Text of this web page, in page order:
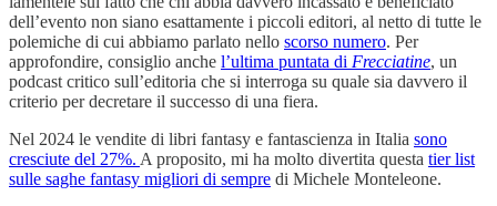
dell’evento non siano esattamente i piccoli editori, al netto di tutte le
polemiche di cui abbiamo parlato nello scorso numero. Per
approfondire, consiglio anche l’ultima puntata di Frecciatine, un
podcast critico sull’editoria che si interroga su quale sia davvero il
criterio per decretare il successo di una fiera.
Nel 2024 le vendite di libri fantasy e fantascienza in Italia sono
cresciute del 27%. A proposito, mi ha molto divertita questa tier list
sulle saghe fantasy migliori di sempre di Michele Monteleone.